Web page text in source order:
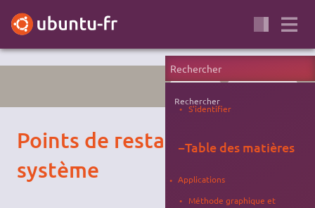
SAUVEGARDE SYNCHRONISATION
Points de restauration du
système
Rechercher
S'identifier
−Table des matières
Applications
Méthode graphique et